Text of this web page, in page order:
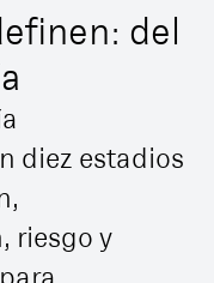
del
diez estadios
riesgo y